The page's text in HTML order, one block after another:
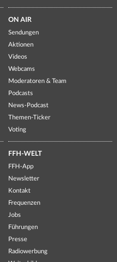
ON AIR
Sendungen
Aktionen
Videos
Webcams
Moderatoren & Team
Podcasts
News-Podcast
Themen-Ticker
Voting
FFH-WELT
FFH-App
Newsletter
Kontakt
Frequenzen
Jobs
Führungen
Presse
Radiowerbung